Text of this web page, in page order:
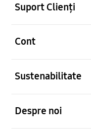
Suport Clienți
Cont
Sustenabilitate
Despre noi